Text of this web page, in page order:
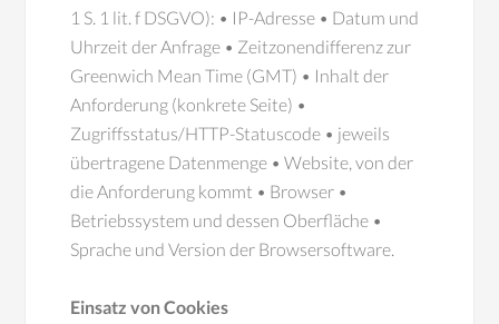
1 S. 1 lit. f DSGVO): • IP-Adresse • Datum und
Uhrzeit der Anfrage • Zeitzonendifferenz zur
Greenwich Mean Time (GMT) • Inhalt der
Anforderung (konkrete Seite) •
Zugriffsstatus/HTTP-Statuscode • jeweils
übertragene Datenmenge • Website, von der
die Anforderung kommt • Browser •
Betriebssystem und dessen Oberfläche •
Sprache und Version der Browsersoftware.
Einsatz von Cookies